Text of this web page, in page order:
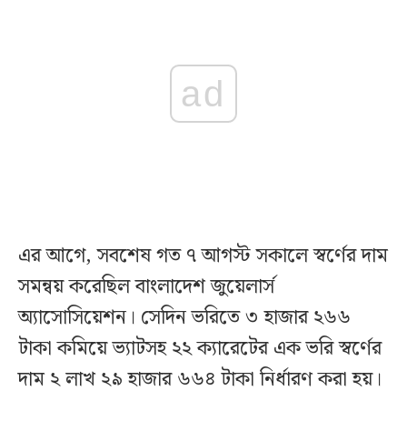
ad
এর আগে, সবশেষ গত ৭ আগস্ট সকালে স্বর্ণের দাম
সমন্বয় করেছিল বাংলাদেশ জুয়েলার্স
অ্যাসোসিয়েশন। সেদিন ভরিতে ৩ হাজার ২৬৬
টাকা কমিয়ে ভ্যাটসহ ২২ ক্যারেটের এক ভরি স্বর্ণের
দাম ২ লাখ ২৯ হাজার ৬৬৪ টাকা নির্ধারণ করা হয়।